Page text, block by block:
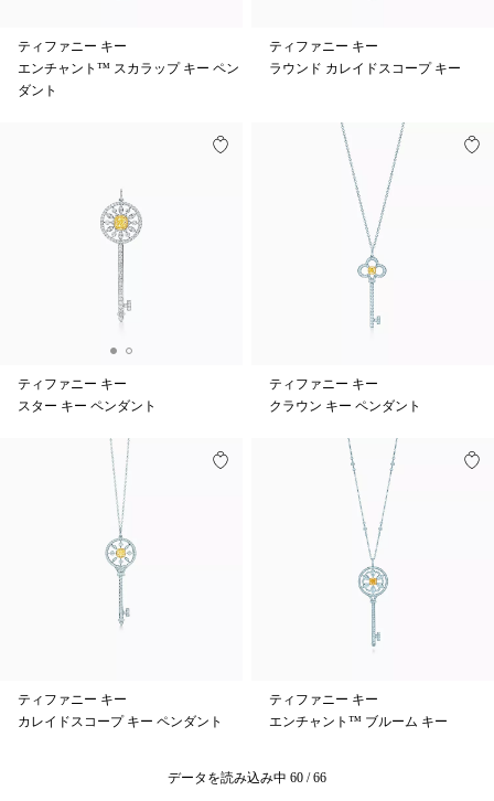
ティファニー キー
エンチャント™ スカラップ キー ペン
ダント
ティファニー キー
ラウンド カレイドスコープ キー
ティファニー キー
スター キー ペンダント
ティファニー キー
クラウン キー ペンダント
ティファニー キー
カレイドスコープ キー ペンダント
ティファニー キー
エンチャント™ ブルーム キー
データを読み込み中 60 / 66